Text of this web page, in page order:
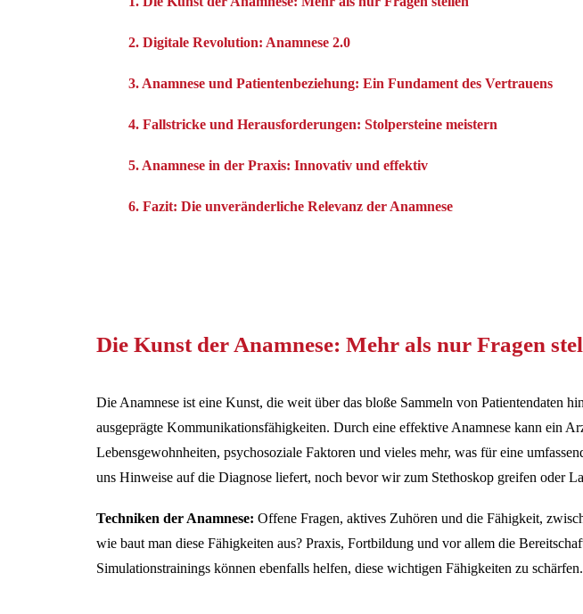
2. Digitale Revolution: Anamnese 2.0
3. Anamnese und Patientenbeziehung: Ein Fundament des Vertrauens
4. Fallstricke und Herausforderungen: Stolpersteine meistern
5. Anamnese in der Praxis: Innovativ und effektiv
6. Fazit: Die unveränderliche Relevanz der Anamnese
Die Kunst der Anamnese: Mehr als nur Fragen
Die Anamnese ist eine Kunst, die weit über das bloße Sammeln von Patientendaten
ausgeprägte Kommunikationsfähigkeiten. Durch eine effektive Anamnese kann ein
Lebensgewohnheiten, psychosoziale Faktoren und vieles mehr, was für eine
uns Hinweise auf die Diagnose liefert, noch bevor wir zum Stethoskop greifen oder
Techniken der Anamnese: Offene Fragen, aktives Zuhören und die Fähigkeit,
wie baut man diese Fähigkeiten aus? Praxis, Fortbildung und vor allem die
Simulationstrainings können ebenfalls helfen, diese wichtigen Fähigkeiten zu schärfen.